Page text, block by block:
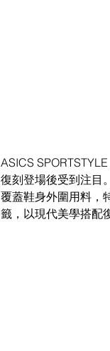
ASICS
復刻登場後受到注目
覆蓋鞋身外圍用料，
籤，以現代美學搭配